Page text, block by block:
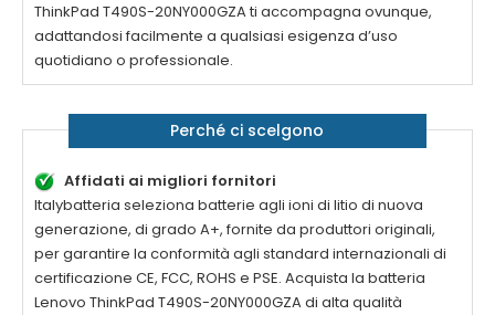
ThinkPad T490S-20NY000GZAti accompagna ovunque,
adattandosi facilmente a qualsiasi esigenza d’uso
quotidiano o professionale.
Perché ci scelgono
Affidati ai migliori fornitori
Italybatteria seleziona batterie agli ioni di litio di nuova
generazione, di grado A+, fornite da produttori originali,
per garantire la conformità agli standard internazionali di
certificazione CE, FCC, ROHS e PSE. Acquista la batteria
Lenovo ThinkPad T490S-20NY000GZA di alta qualità